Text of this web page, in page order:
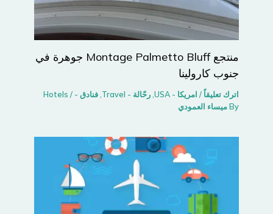
منتجع Montage Palmetto Bluff جوهرة في
جنوب كارولينا
اترك تعليقاً / امريكا - USA ,رحّالة - Travel ,فنادق - Hotels/
By ميساء العمودي